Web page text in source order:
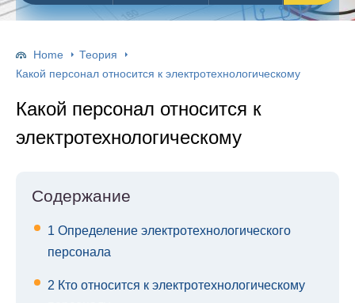
Home
Теория
Какой персонал относится к электротехнологическому
Какой персонал относится к
электротехнологическому
Содержание
1 Определение электротехнологического
персонала
2 Кто относится к электротехнологическому